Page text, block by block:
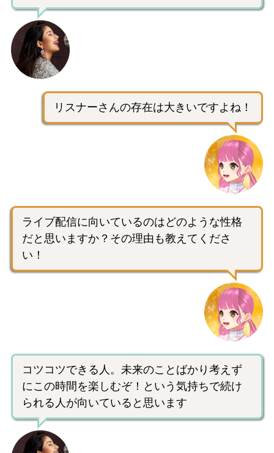
リスナーさんの存在は大きいですよね！
ライブ配信に向いているのはどのような性格
だと思いますか？その理由も教えてくださ
い！
コツコツできる人。未来のことばかり考えず
にこの時間を楽しむぞ！という気持ちで続け
られる人が向いていると思います